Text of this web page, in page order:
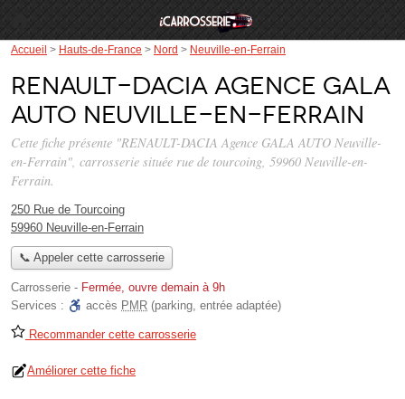
Accueil > Hauts-de-France > Nord > Neuville-en-Ferrain
RENAULT-DACIA Agence GALA
AUTO Neuville-en-Ferrain
Cette fiche présente "RENAULT-DACIA Agence GALA AUTO Neuville-
en-Ferrain", carrosserie située rue de tourcoing, 59960 Neuville-en-
Ferrain.
250 Rue de Tourcoing
59960 Neuville-en-Ferrain
📞 Appeler cette carrosserie
Carrosserie - Fermée, ouvre demain à 9h
Services :
accès PMR (parking, entrée adaptée)
Recommander cette carrosserie
Améliorer cette fiche